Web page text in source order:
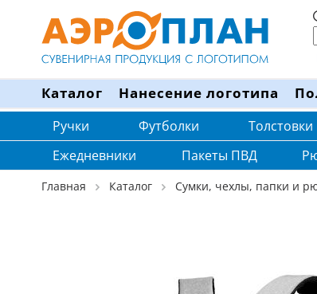
Каталог Нанесение логотипа
Ручки Футболки Толстовки
Ежедневники
Пакеты ПВД
Главная Каталог Сумки, чехлы, папки и